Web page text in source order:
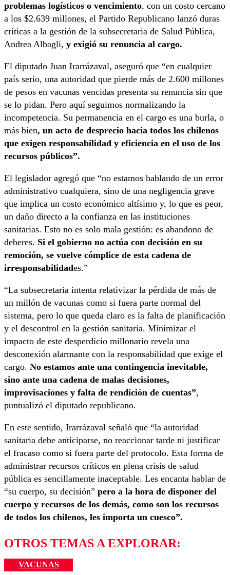
problemas logísticos o vencimiento, con un costo cercano
a los $2.639 millones, el Partido Republicano lanzó duras
críticas a la gestión de la subsecretaria de Salud Pública,
Andrea Albagli, y exigió su renuncia al cargo.
El diputado Juan Irarrázaval, aseguró que “en cualquier
país serio, una autoridad que pierde más de 2.600 millones
de pesos en vacunas vencidas presenta su renuncia sin que
se lo pidan. Pero aquí seguimos normalizando la
incompetencia. Su permanencia en el cargo es una burla, o
más bien, un acto de desprecio hacia todos los chilenos
que exigen responsabilidad y eficiencia en el uso de los
recursos públicos”.
El legislador agregó que “no estamos hablando de un error
administrativo cualquiera, sino de una negligencia grave
que implica un costo económico altísimo y, lo que es peor,
un daño directo a la confianza en las instituciones
sanitarias. Esto no es solo mala gestión: es abandono de
deberes. Si el gobierno no actúa con decisión en su
remoción, se vuelve cómplice de esta cadena de
irresponsabilidades.”
“La subsecretaria intenta relativizar la pérdida de más de
un millón de vacunas como si fuera parte normal del
sistema, pero lo que queda claro es la falta de planificación
y el descontrol en la gestión sanitaria. Minimizar el
impacto de este desperdicio millonario revela una
desconexión alarmante con la responsabilidad que exige el
cargo. No estamos ante una contingencia inevitable,
sino ante una cadena de malas decisiones,
improvisaciones y falta de rendición de cuentas”,
puntualizó el diputado republicano.
En este sentido, Irarrázaval señaló que “la autoridad
sanitaria debe anticiparse, no reaccionar tarde ni justificar
el fracaso como si fuera parte del protocolo. Esta forma de
administrar recursos críticos en plena crisis de salud
pública es sencillamente inaceptable. Les encanta hablar de
“su cuerpo, su decisión” pero a la hora de disponer del
cuerpo y recursos de los demás, como son los recursos
de todos los chilenos, les importa un cuesco”.
OTROS TEMAS A EXPLORAR:
VACUNAS